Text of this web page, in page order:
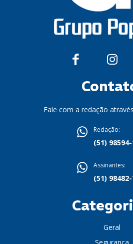
Fale com a redação
Redação:
(51)
Assinantes:
(51)
Geral